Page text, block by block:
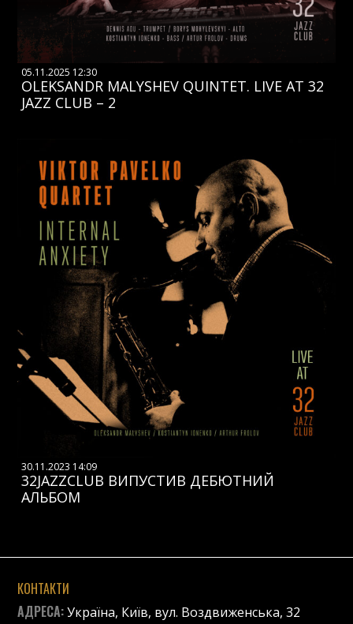
05.11.2025 12:30
OLEKSANDR MALYSHEV QUINTET. LIVE AT 32
JAZZ CLUB – 2
30.11.2023 14:09
32JAZZCLUB ВИПУСТИВ ДЕБЮТНИЙ
АЛЬБОМ
КОНТАКТИ
АДРЕСА:Україна, Київ, вул. Воздвиженська, 32